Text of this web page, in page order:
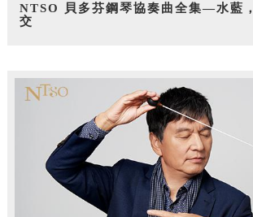
NTSO 貝多芬鋼琴協奏曲全集—水藍
交